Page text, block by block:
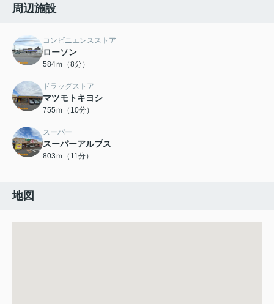
周辺施設
コンビニエンスストア
ローソン
584ｍ（8分）
ドラッグストア
マツモトキヨシ
755ｍ（10分）
スーパー
スーパーアルプス
803ｍ（11分）
地図